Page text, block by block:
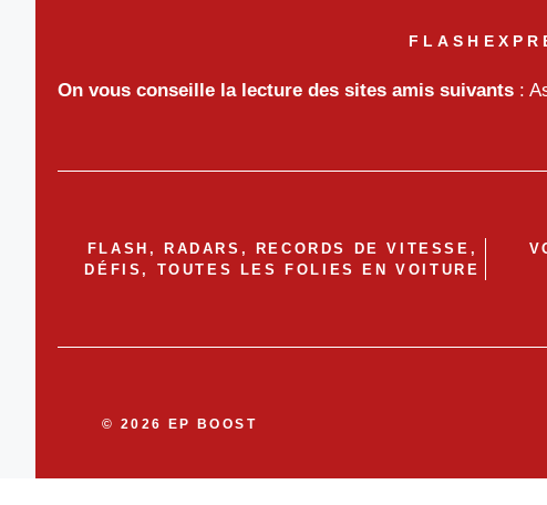
On vous conseille la lecture des sites amis suivants :
FLASH, RADARS, RECORDS DE VITESSE,
DÉFIS, TOUTES LES FOLIES EN VOITURE
© 2026 EP BOOST